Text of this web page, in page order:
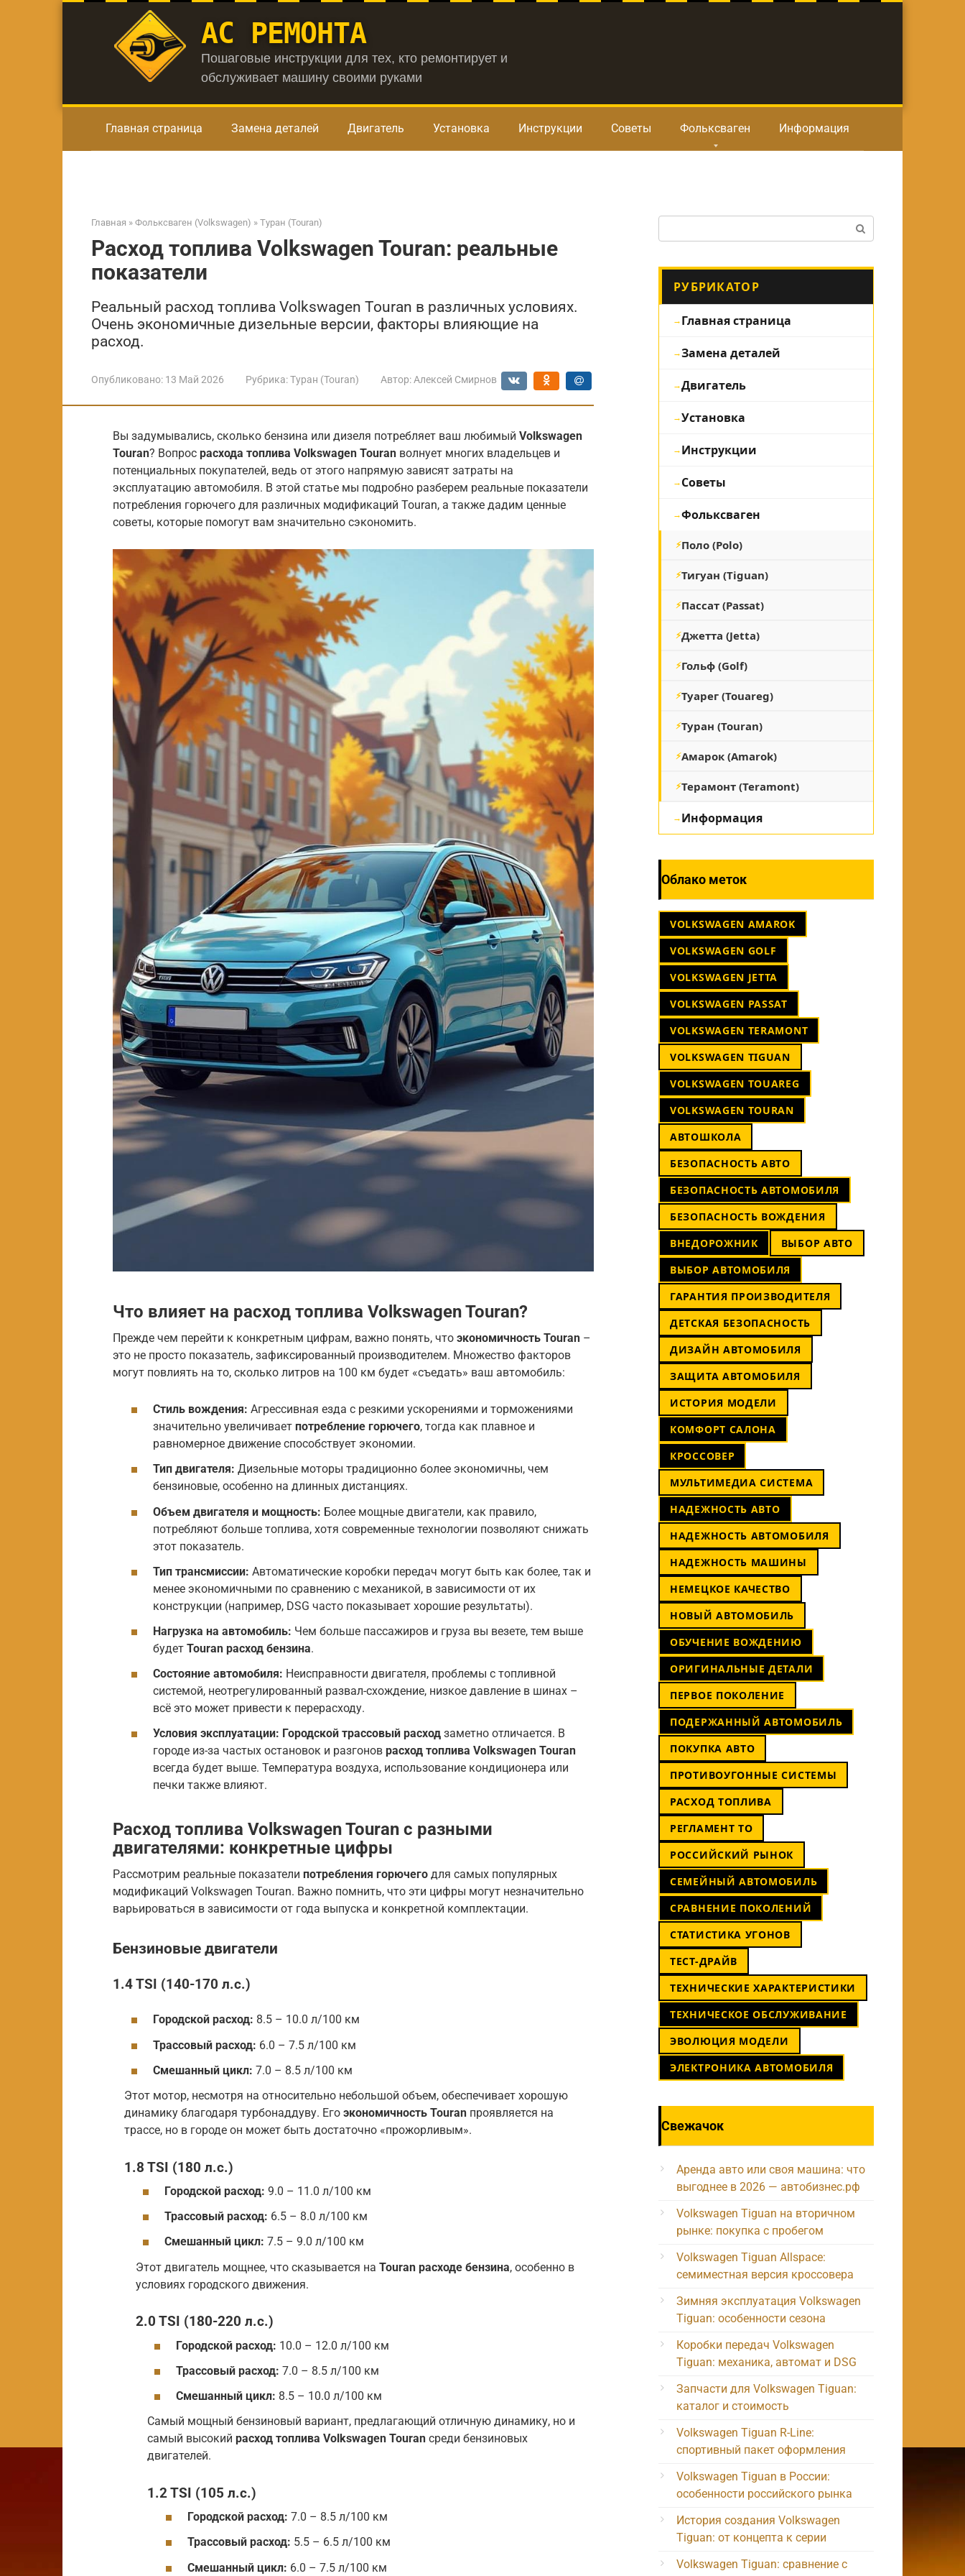
АС РЕМОНТА
Пошаговые инструкции для тех, кто ремонтирует и
обслуживает машину своими руками
Главная страница Замена деталей Двигатель Установка Инструкции Советы Фольксваген Информация
Главная » Фольксваген (Volkswagen) » Туран (Touran)
Расход топлива Volkswagen Touran: реальные
показатели
Реальный расход топлива Volkswagen Touran в различных условиях.
Очень экономичные дизельные версии, факторы влияющие на
расход.
Опубликовано: 13 Май 2026 Рубрика:Туран (Touran) Автор: Алексей Смирнов
Вы задумывались, сколько бензина или дизеля потребляет ваш любимый Volkswagen
Touran? Вопрос расхода топлива Volkswagen Touran волнует многих владельцев и
потенциальных покупателей, ведь от этого напрямую зависят затраты на
эксплуатацию автомобиля. В этой статье мы подробно разберем реальные показатели
потребления горючего для различных модификаций Touran, а также дадим ценные
советы, которые помогут вам значительно сэкономить.
Что влияет на расход топлива Volkswagen Touran?
Прежде чем перейти к конкретным цифрам, важно понять, что экономичность Touran –
это не просто показатель, зафиксированный производителем. Множество факторов
могут повлиять на то, сколько литров на 100 км будет «съедать» ваш автомобиль:
Стиль вождения: Агрессивная езда с резкими ускорениями и торможениями
значительно увеличивает потребление горючего, тогда как плавное и
равномерное движение способствует экономии.
Тип двигателя: Дизельные моторы традиционно более экономичны, чем
бензиновые, особенно на длинных дистанциях.
Объем двигателя и мощность: Более мощные двигатели, как правило,
потребляют больше топлива, хотя современные технологии позволяют снижать
этот показатель.
Тип трансмиссии: Автоматические коробки передач могут быть как более, так и
менее экономичными по сравнению с механикой, в зависимости от их
конструкции (например, DSG часто показывает хорошие результаты).
Нагрузка на автомобиль: Чем больше пассажиров и груза вы везете, тем выше
будет Touran расход бензина.
Состояние автомобиля: Неисправности двигателя, проблемы с топливной
системой, неотрегулированный развал-схождение, низкое давление в шинах –
всё это может привести к перерасходу.
Условия эксплуатации: Городской трассовый расход заметно отличается. В
городе из-за частых остановок и разгонов расход топлива Volkswagen Touran
всегда будет выше. Температура воздуха, использование кондиционера или
печки также влияют.
Расход топлива Volkswagen Touran с разными
двигателями: конкретные цифры
Рассмотрим реальные показатели потребления горючего для самых популярных
модификаций Volkswagen Touran. Важно помнить, что эти цифры могут незначительно
варьироваться в зависимости от года выпуска и конкретной комплектации.
Бензиновые двигатели
1.4 TSI (140-170 л.с.)
Городской расход: 8.5 – 10.0 л/100 км
Трассовый расход: 6.0 – 7.5 л/100 км
Смешанный цикл: 7.0 – 8.5 л/100 км
Этот мотор, несмотря на относительно небольшой объем, обеспечивает хорошую
динамику благодаря турбонаддуву. Его экономичность Touran проявляется на
трассе, но в городе он может быть достаточно «прожорливым».
1.8 TSI (180 л.с.)
Городской расход: 9.0 – 11.0 л/100 км
Трассовый расход: 6.5 – 8.0 л/100 км
Смешанный цикл: 7.5 – 9.0 л/100 км
Этот двигатель мощнее, что сказывается на Touran расходе бензина, особенно в
условиях городского движения.
2.0 TSI (180-220 л.с.)
Городской расход: 10.0 – 12.0 л/100 км
Трассовый расход: 7.0 – 8.5 л/100 км
Смешанный цикл: 8.5 – 10.0 л/100 км
Самый мощный бензиновый вариант, предлагающий отличную динамику, но и
самый высокий расход топлива Volkswagen Touran среди бензиновых
двигателей.
1.2 TSI (105 л.с.)
Городской расход: 7.0 – 8.5 л/100 км
Трассовый расход: 5.5 – 6.5 л/100 км
Смешанный цикл: 6.0 – 7.5 л/100 км
РУБРИКАТОР
Главная страница
Замена деталей
Двигатель
Установка
Инструкции
Советы
Фольксваген
Поло (Polo)
Тигуан (Tiguan)
Пассат (Passat)
Джетта (Jetta)
Гольф (Golf)
Туарег (Touareg)
Туран (Touran)
Амарок (Amarok)
Терамонт (Teramont)
Информация
Облако меток
VOLKSWAGEN AMAROK
VOLKSWAGEN GOLF
VOLKSWAGEN JETTA
VOLKSWAGEN PASSAT
VOLKSWAGEN TERAMONT
VOLKSWAGEN TIGUAN
VOLKSWAGEN TOUAREG
VOLKSWAGEN TOURAN
АВТОШКОЛА
БЕЗОПАСНОСТЬ АВТО
БЕЗОПАСНОСТЬ АВТОМОБИЛЯ
БЕЗОПАСНОСТЬ ВОЖДЕНИЯ
ВНЕДОРОЖНИК
ВЫБОР АВТО
ВЫБОР АВТОМОБИЛЯ
ГАРАНТИЯ ПРОИЗВОДИТЕЛЯ
ДЕТСКАЯ БЕЗОПАСНОСТЬ
ДИЗАЙН АВТОМОБИЛЯ
ЗАЩИТА АВТОМОБИЛЯ
ИСТОРИЯ МОДЕЛИ
КОМФОРТ САЛОНА
КРОССОВЕР
МУЛЬТИМЕДИА СИСТЕМА
НАДЕЖНОСТЬ АВТО
НАДЕЖНОСТЬ АВТОМОБИЛЯ
НАДЕЖНОСТЬ МАШИНЫ
НЕМЕЦКОЕ КАЧЕСТВО
НОВЫЙ АВТОМОБИЛЬ
ОБУЧЕНИЕ ВОЖДЕНИЮ
ОРИГИНАЛЬНЫЕ ДЕТАЛИ
ПЕРВОЕ ПОКОЛЕНИЕ
ПОДЕРЖАННЫЙ АВТОМОБИЛЬ
ПОКУПКА АВТО
ПРОТИВОУГОННЫЕ СИСТЕМЫ
РАСХОД ТОПЛИВА
РЕГЛАМЕНТ ТО
РОССИЙСКИЙ РЫНОК
СЕМЕЙНЫЙ АВТОМОБИЛЬ
СРАВНЕНИЕ ПОКОЛЕНИЙ
СТАТИСТИКА УГОНОВ
ТЕСТ-ДРАЙВ
ТЕХНИЧЕСКИЕ ХАРАКТЕРИСТИКИ
ТЕХНИЧЕСКОЕ ОБСЛУЖИВАНИЕ
ЭВОЛЮЦИЯ МОДЕЛИ
ЭЛЕКТРОНИКА АВТОМОБИЛЯ
Свежачок
Аренда авто или своя машина: что
выгоднее в 2026 — автобизнес.рф
Volkswagen Tiguan на вторичном
рынке: покупка с пробегом
Volkswagen Tiguan Allspace:
семиместная версия кроссовера
Зимняя эксплуатация Volkswagen
Tiguan: особенности сезона
Коробки передач Volkswagen
Tiguan: механика, автомат и DSG
Запчасти для Volkswagen Tiguan:
каталог и стоимость
Volkswagen Tiguan R-Line:
спортивный пакет оформления
Volkswagen Tiguan в России:
особенности российского рынка
История создания Volkswagen
Tiguan: от концепта к серии
Volkswagen Tiguan: сравнение с